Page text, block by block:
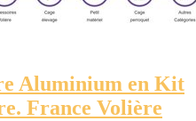
Aluminium en Kit
France Volière